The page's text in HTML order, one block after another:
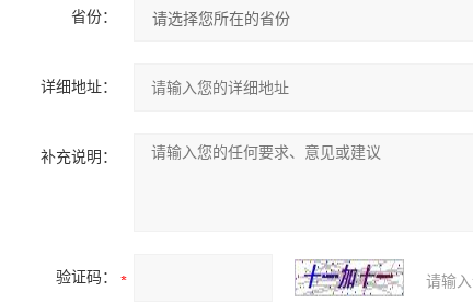
省份：
详细地址：
补充说明：
验证码： 请输